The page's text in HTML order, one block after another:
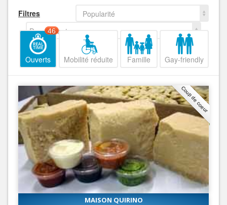
Filtres
Popularité
Decroissant
Ouverts
46
Mobilité réduite Famille Gay-friendly
Coup de coeur
MAISON QUIRINO